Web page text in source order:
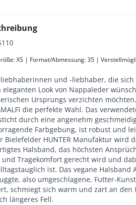
XS | Format/Abmessung: 35 |
und -liebhaber, die
Look von Nappaleder
Ursprungs verzichten
die perfekte Wahl. Das
durch eine angenehm
Farbgebung, ist robust und
Bielefelder HUNTER Manufaktur wird
Halsband, das höchsten
Tragekomfort gerecht wird und
ist. Das vegane Halsband
also umgeschlagene, Futter-
schmiegt sich warm und zart an den
längeres Fell.